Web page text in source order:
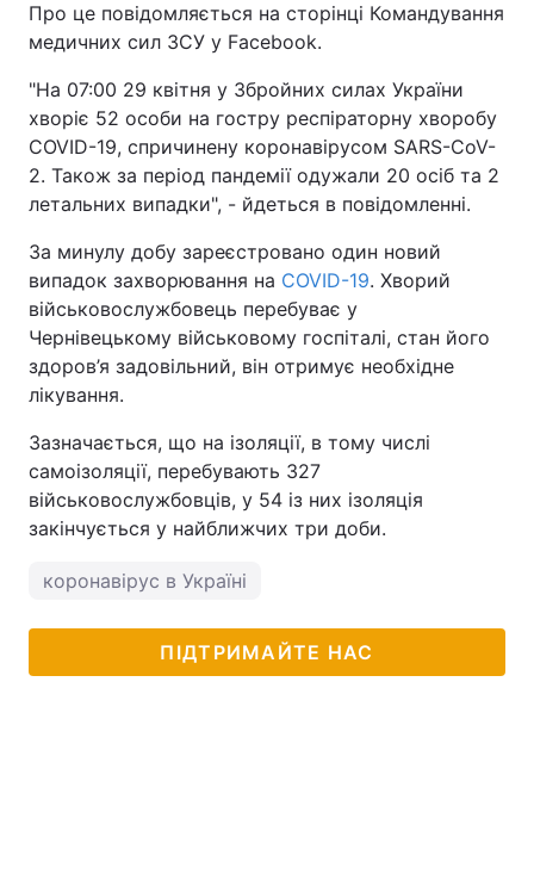
Про це повідомляється на сторінці Командування
медичних сил ЗСУ у Facebook.
"На 07:00 29 квітня у Збройних силах України
хворіє 52 особи на гостру респіраторну хворобу
COVID-19, спричинену коронавірусом SARS-CoV-
2. Також за період пандемії одужали 20 осіб та 2
летальних випадки", - йдеться в повідомленні.
За минулу добу зареєстровано один новий
випадок захворювання на COVID-19. Хворий
військовослужбовець перебуває у
Чернівецькому військовому госпіталі, стан його
здоров’я задовільний, він отримує необхідне
лікування.
Зазначається, що на ізоляції, в тому числі
самоізоляції, перебувають 327
військовослужбовців, у 54 із них ізоляція
закінчується у найближчих три доби.
коронавірус в Україні
ПІДТРИМАЙТЕ НАС